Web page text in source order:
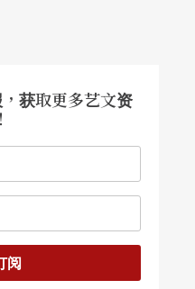
获取更多艺文资
阅